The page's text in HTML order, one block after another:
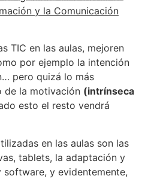
y la Comunicación
TIC en las aulas, mejoren
por ejemplo la intención
pero quizá lo más
de la motivación (intrínseca
esto el resto vendrá
en las aulas son las
tablets, la adaptación y
y evidentemente,